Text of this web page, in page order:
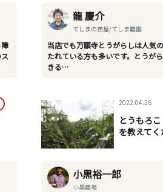
龍 慶介
てしまの苗屋/てしま農園
当店でも万願寺とうがらしは人気
たれている方も多いです。とうが
きる…
2022.04.26
とうもろ
を教えて
小黒裕一郎
小黒農場